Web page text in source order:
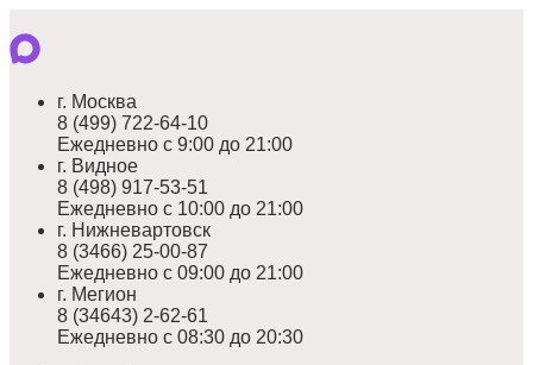
г. Москва
8 (499) 722-64-10
Ежедневно с 9:00 до 21:00
г. Видное
8 (498) 917-53-51
Ежедневно с 10:00 до 21:00
г. Нижневартовск
8 (3466) 25-00-87
Ежедневно с 09:00 до 21:00
г. Мегион
8 (34643) 2-62-61
Ежедневно с 08:30 до 20:30